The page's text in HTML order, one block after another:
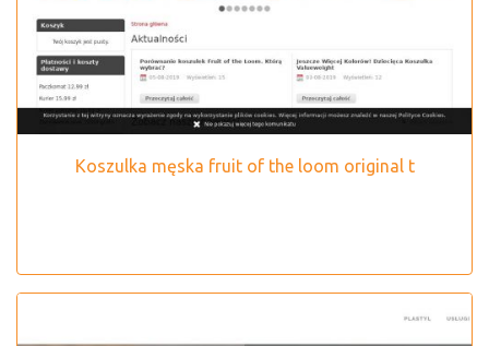
Koszulka męska fruit of the loom original t